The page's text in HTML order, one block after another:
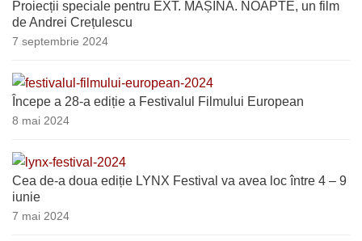
Proiecții speciale pentru EXT. MAȘINĂ. NOAPTE, un film
de Andrei Crețulescu
7 septembrie 2024
Începe a 28-a ediție a Festivalul Filmului European
8 mai 2024
Cea de-a doua ediție LYNX Festival va avea loc între 4 – 9
iunie
7 mai 2024